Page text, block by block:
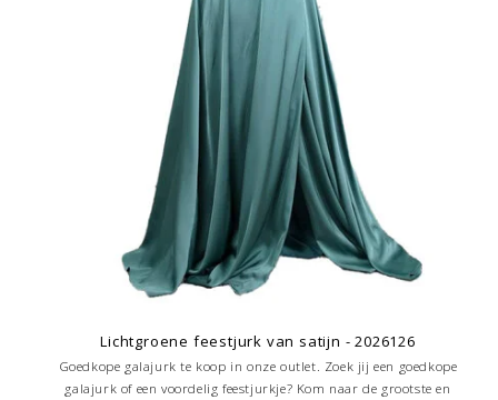
Lichtgroene feestjurk van satijn - 2026126
Goedkope galajurk te koop in onze outlet. Zoek jij een goedkope
galajurk of een voordelig feestjurkje? Kom naar de grootste en